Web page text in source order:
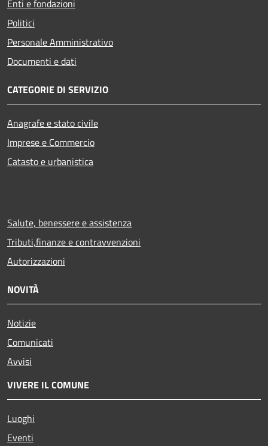
Enti e fondazioni
Politici
Personale Amministrativo
Documenti e dati
CATEGORIE DI SERVIZIO
Anagrafe e stato civile
Imprese e Commercio
Catasto e urbanistica
Salute, benessere e assistenza
Tributi,finanze e contravvenzioni
Autorizzazioni
NOVITÀ
Notizie
Comunicati
Avvisi
VIVERE IL COMUNE
Luoghi
Eventi